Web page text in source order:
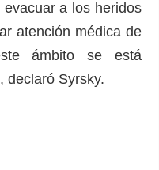
a los heridos
atención médica de
ámbito se está
declaró Syrsky.